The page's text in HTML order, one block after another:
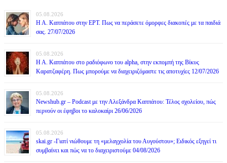
05.08.2026
Η Α. Καππάτου στην ΕΡΤ. Πως να περάσετε όμορφες διακοπές με τα παιδιά
σας. 27/07/2026
05.08.2026
Η Α. Καππάτου στο ραδιόφωνο του alpha, στην εκπομπή της Βίκυς
Καρατζαφέρη. Πως μπορούμε να διαχειριζόμαστε τις αποτυχίες 12/07/2026
05.08.2026
Newshub.gr – Podcast με την Αλεξάνδρα Καππάτου: Τέλος σχολείου, πώς
περνούν οι έφηβοι το καλοκαίρι 26/06/2026
05.08.2026
skai.gr -Γιατί νιώθουμε τη «μελαγχολία του Αυγούστου»; Ειδικός εξηγεί τι
συμβαίνει και πώς να το διαχειριστούμε 04/08/2026